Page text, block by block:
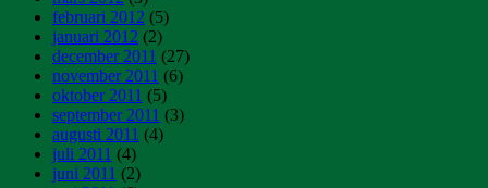
februari 2012 (5)
januari 2012 (2)
december 2011 (27)
november 2011 (6)
oktober 2011 (5)
september 2011 (3)
augusti 2011 (4)
juli 2011 (4)
juni 2011 (2)